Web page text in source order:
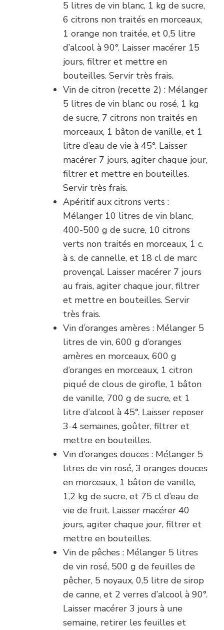
5 litres de vin blanc, 1 kg de sucre,
6 citrons non traités en morceaux,
1 orange non traitée, et 0,5 litre
d’alcool à 90°. Laisser macérer 15
jours, filtrer et mettre en
bouteilles. Servir très frais.
Vin de citron (recette 2) : Mélanger
5 litres de vin blanc ou rosé, 1 kg
de sucre, 7 citrons non traités en
morceaux, 1 bâton de vanille, et 1
litre d’eau de vie à 45°. Laisser
macérer 7 jours, agiter chaque jour,
filtrer et mettre en bouteilles.
Servir très frais.
Apéritif aux citrons verts :
Mélanger 10 litres de vin blanc,
400-500 g de sucre, 10 citrons
verts non traités en morceaux, 1 c.
à s. de cannelle, et 18 cl de marc
provençal. Laisser macérer 7 jours
au frais, agiter chaque jour, filtrer
et mettre en bouteilles. Servir
très frais.
Vin d’oranges amères : Mélanger 5
litres de vin, 600 g d’oranges
amères en morceaux, 600 g
d’oranges en morceaux, 1 citron
piqué de clous de girofle, 1 bâton
de vanille, 700 g de sucre, et 1
litre d’alcool à 45°. Laisser reposer
3-4 semaines, goûter, filtrer et
mettre en bouteilles.
Vin d’oranges douces : Mélanger 5
litres de vin rosé, 3 oranges douces
en morceaux, 1 bâton de vanille,
1,2 kg de sucre, et 75 cl d’eau de
vie de fruit. Laisser macérer 40
jours, agiter chaque jour, filtrer et
mettre en bouteilles.
Vin de pêches : Mélanger 5 litres
de vin rosé, 500 g de feuilles de
pêcher, 5 noyaux, 0,5 litre de sirop
de canne, et 2 verres d’alcool à 90°.
Laisser macérer 3 jours à une
semaine, retirer les feuilles et